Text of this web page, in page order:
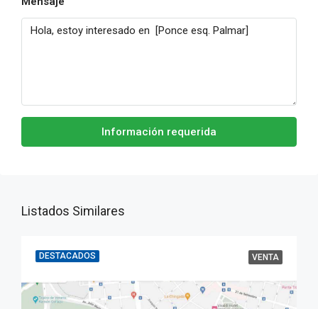
Información requerida
Listados Similares
DESTACADOS VENTA